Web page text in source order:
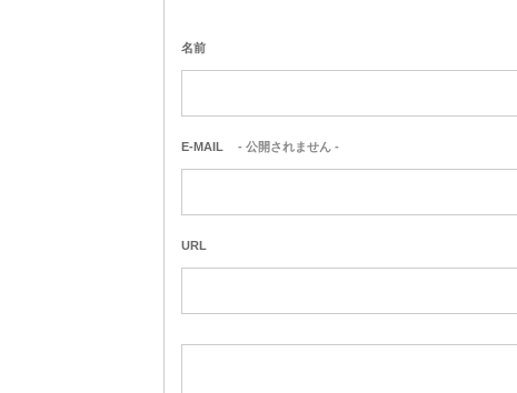
名前
E-MAIL - 公開されません -
URL